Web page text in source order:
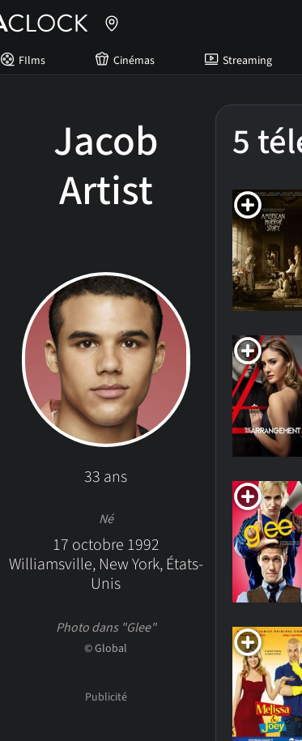
FIlms Cinémas Streaming
Jacob
Artist
33 ans
Né
17 octobre 1992
Williamsville, New York, États-
Unis
Photo dans "Glee"
© Global
5